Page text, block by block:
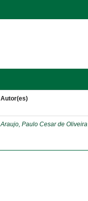
Autor(es)
Araujo, Paulo Cesar de Oliveira